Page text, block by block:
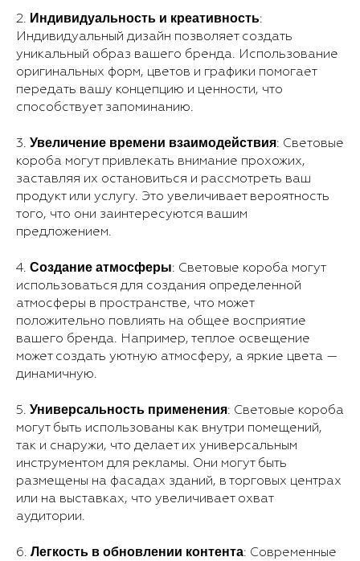
2. Индивидуальность и креативность:
Индивидуальный дизайн позволяет создать
уникальный образ вашего бренда. Использование
оригинальных форм, цветов и графики помогает
передать вашу концепцию и ценности, что
способствует запоминанию.
3. Увеличение времени взаимодействия: Световые
короба могут привлекать внимание прохожих,
заставляя их остановиться и рассмотреть ваш
продукт или услугу. Это увеличивает вероятность
того, что они заинтересуются вашим
предложением.
4. Создание атмосферы: Световые короба могут
использоваться для создания определенной
атмосферы в пространстве, что может
положительно повлиять на общее восприятие
вашего бренда. Например, теплое освещение
может создать уютную атмосферу, а яркие цвета —
динамичную.
5. Универсальность применения: Световые короба
могут быть использованы как внутри помещений,
так и снаружи, что делает их универсальным
инструментом для рекламы. Они могут быть
размещены на фасадах зданий, в торговых центрах
или на выставках, что увеличивает охват
аудитории.
6. Легкость в обновлении контента: Современные